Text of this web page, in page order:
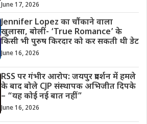
June 17, 2026
Jennifer Lopez का चौंकाने वाला
खुलासा, बोलीं- ‘True Romance’ के
किसी भी पुरुष किरदार को कर सकती थी डेट
June 16, 2026
RSS पर गंभीर आरोप: जयपुर प्रदर्शन में हमले
के बाद बोले CJP संस्थापक अभिजीत दिपके
– “यह कोई नई बात नहीं”
June 16, 2026